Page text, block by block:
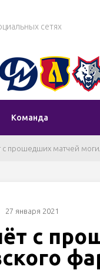
сетях
Команда
с прошедших матчей
27 января 2021
с